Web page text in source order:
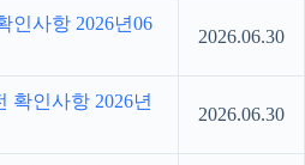
인사항 2026년06
2026.06.30
확인사항 2026년
2026.06.30